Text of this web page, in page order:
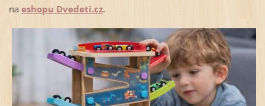
na eshopu Dvedeti.cz.